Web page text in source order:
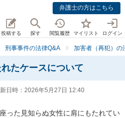
弁護士の方はこちら
投稿する 探す 閲覧履歴 マイリスト ログイン
刑事事件の法律Q&A 加害者（再犯）の
たケースについて
日時： 2026年5月27日 12:40
った見知らぬ女性に肩にもたれてい